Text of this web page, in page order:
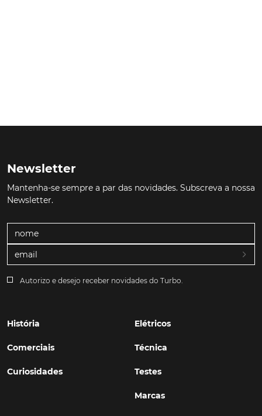
Newsletter
Mantenha-se sempre a par das novidades. Subscreva a nossa
Newsletter.
Autorizo e desejo receber novidades do Turbo.
História
Comerciais
Curiosidades
Elétricos
Técnica
Testes
Marcas